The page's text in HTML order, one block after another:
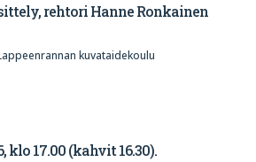
rehtori Hanne Ronkainen
kuvataidekoulu
klo 17.00 (kahvit 16.30).